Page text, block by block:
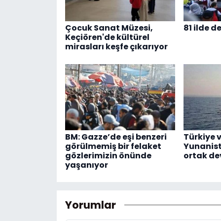
Çocuk Sanat Müzesi,
Keçiören'de kültürel
mirasları keşfe çıkarıyor
81 ilde
BM: Gazze’de eşi benzeri
görülmemiş bir felaket
gözlerimizin önünde
yaşanıyor
Türkiye
ortak
Yorumlar